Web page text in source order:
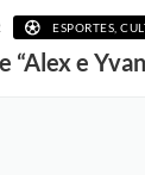
ESPORTES,
“Alex e